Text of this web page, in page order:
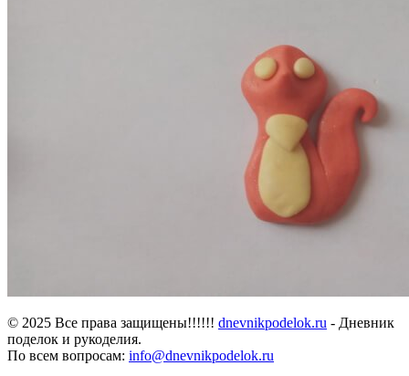
© 2025 Все права защищены!!!!!! dnevnikpodelok.ru - Дневник
поделок и рукоделия.
По всем вопросам: info@dnevnikpodelok.ru